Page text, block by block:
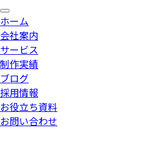
ホーム
会社案内
サービス
制作実績
ブログ
採用情報
お役立ち資料
お問い合わせ